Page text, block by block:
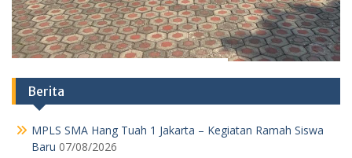
Berita
MPLS SMA Hang Tuah 1 Jakarta – Kegiatan Ramah Siswa
Baru 07/08/2026